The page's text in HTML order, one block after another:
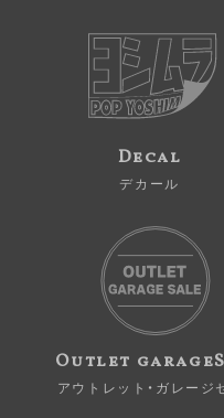
Decal
デカール
Outlet
アウトレット・ガレージ